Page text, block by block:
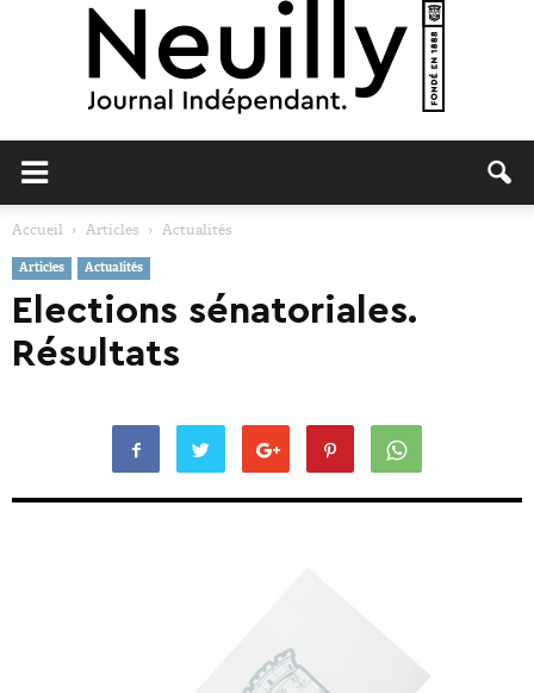
Accueil Articles Actualités
Articles Actualités
Elections sénatoriales.
Résultats